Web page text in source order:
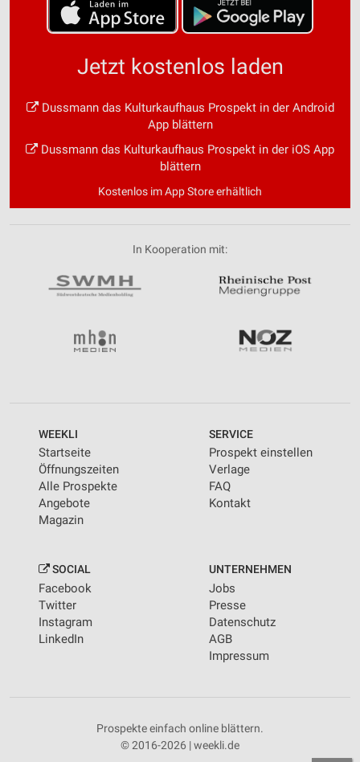
Jetzt kostenlos laden
Dussmann das Kulturkaufhaus Prospekt in der Android
App blättern
Dussmann das Kulturkaufhaus Prospekt in der iOS App
blättern
Kostenlos im App Store erhältlich
In Kooperation mit:
WEEKLI
Startseite
Öffnungszeiten
Alle Prospekte
Angebote
Magazin
SERVICE
Prospekt einstellen
Verlage
FAQ
Kontakt
SOCIAL
Facebook
Twitter
Instagram
LinkedIn
UNTERNEHMEN
Jobs
Presse
Datenschutz
AGB
Impressum
Prospekte einfach online blättern.
© 2016-2026 | weekli.de